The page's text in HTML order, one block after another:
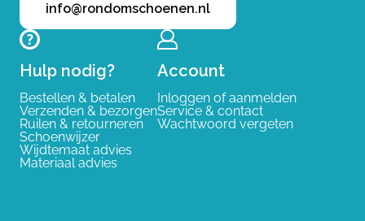
info@rondomschoenen.nl
Hulp nodig?
Bestellen & betalen
Verzenden & bezorgen
Ruilen & retourneren
Schoenwijzer
Wijdtemaat advies
Materiaal advies
Account
Inloggen of aanmelden
Service & contact
Wachtwoord vergeten